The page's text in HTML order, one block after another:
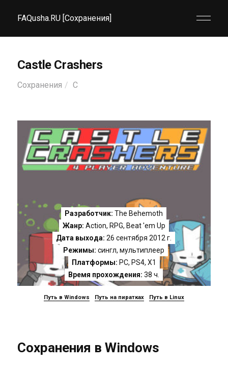
FAQusha.RU [Сохранения]
Castle Crashers
Сохранения C
Разработчик: The Behemoth
Жанр: Action, RPG, Beat 'em Up
Дата выхода: 26 сентября 2012 г.
Режимы: сингл, мультиплеер
Платформы: PC, PS4, X1
Время прохождения: 38 ч.
Путь в Windows Путь на пиратках Путь в Linux
Сохранения в Windows